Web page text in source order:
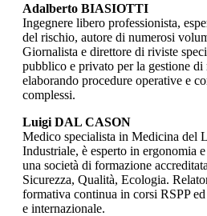
Adalberto BIASIOTTI
Ingegnere libero professionista,
del rischio, autore di numerosi
Giornalista e direttore di riviste
pubblico e privato per la gestione di
elaborando procedure operative e
complessi.
Luigi DAL CASON
Medico specialista in Medicina del
Industriale, è esperto in ergonomia
una società di formazione
Sicurezza, Qualità, Ecologia.
formativa continua in corsi RSPP
e internazionale.